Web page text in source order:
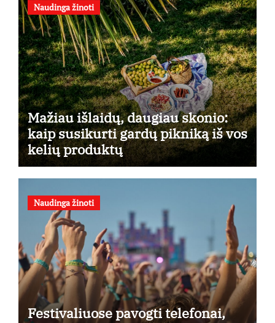
Naudinga žinoti
Mažiau išlaidų, daugiau skonio:
kaip susikurti gardų pikniką iš vos
kelių produktų
Naudinga žinoti
Festivaliuose pavogti telefonai,